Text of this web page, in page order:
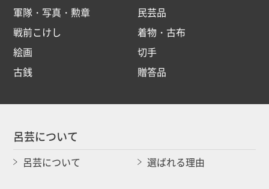
軍隊・写真・勲章
民芸品
戦前こけし
着物・古布
絵画
切手
古銭
贈答品
呂芸について
呂芸について 選ばれる理由